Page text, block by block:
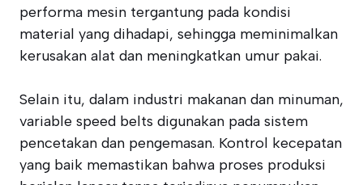
performa mesin tergantung pada kondisi
material yang dihadapi, sehingga meminimalkan
kerusakan alat dan meningkatkan umur pakai.
Selain itu, dalam industri makanan dan minuman,
variable speed belts digunakan pada sistem
pencetakan dan pengemasan. Kontrol kecepatan
yang baik memastikan bahwa proses produksi